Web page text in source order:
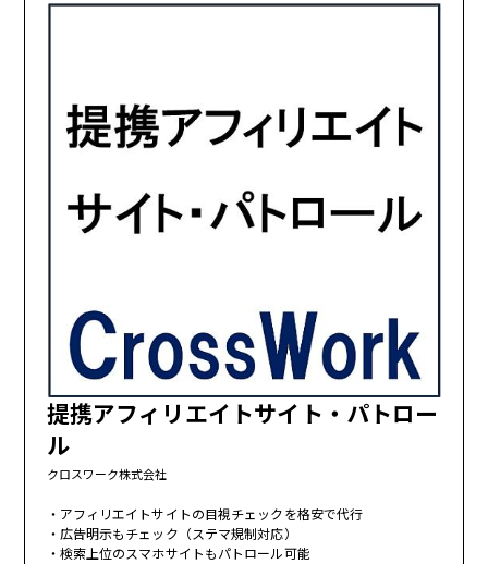
提携アフィリエイトサイト・パトロー
ル
クロスワーク株式会社
アフィリエイトサイトの目視チェックを格安で代行
広告明示もチェック（ステマ規制対応）
検索上位のスマホサイトもパトロール可能